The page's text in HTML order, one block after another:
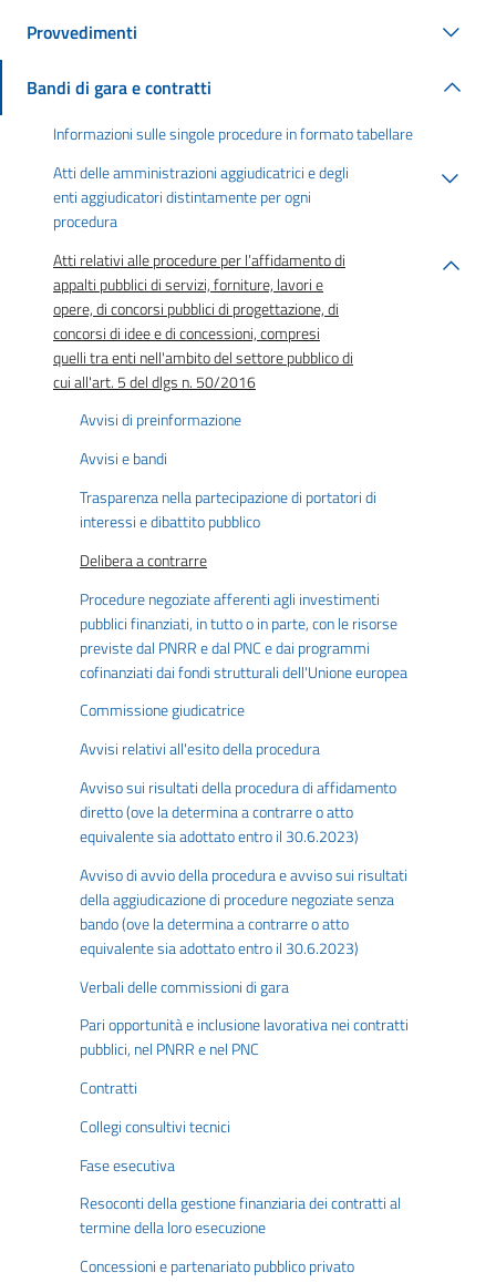
Provvedimenti
Bandi di gara e contratti
Informazioni sulle singole procedure in formato tabellare
Atti delle amministrazioni aggiudicatrici e degli
enti aggiudicatori distintamente per ogni
procedura
Atti relativi alle procedure per l’affidamento di
appalti pubblici di servizi, forniture, lavori e
opere, di concorsi pubblici di progettazione, di
concorsi di idee e di concessioni, compresi
quelli tra enti nell'ambito del settore pubblico di
cui all'art. 5 del dlgs n. 50/2016
Avvisi di preinformazione
Avvisi e bandi
Trasparenza nella partecipazione di portatori di
interessi e dibattito pubblico
Delibera a contrarre
Procedure negoziate afferenti agli investimenti
pubblici finanziati, in tutto o in parte, con le risorse
previste dal PNRR e dal PNC e dai programmi
cofinanziati dai fondi strutturali dell'Unione europea
Commissione giudicatrice
Avvisi relativi all'esito della procedura
Avviso sui risultati della procedura di affidamento
diretto (ove la determina a contrarre o atto
equivalente sia adottato entro il 30.6.2023)
Avviso di avvio della procedura e avviso sui risultati
della aggiudicazione di procedure negoziate senza
bando (ove la determina a contrarre o atto
equivalente sia adottato entro il 30.6.2023)
Verbali delle commissioni di gara
Pari opportunità e inclusione lavorativa nei contratti
pubblici, nel PNRR e nel PNC
Contratti
Collegi consultivi tecnici
Fase esecutiva
Resoconti della gestione finanziaria dei contratti al
termine della loro esecuzione
Concessioni e partenariato pubblico privato